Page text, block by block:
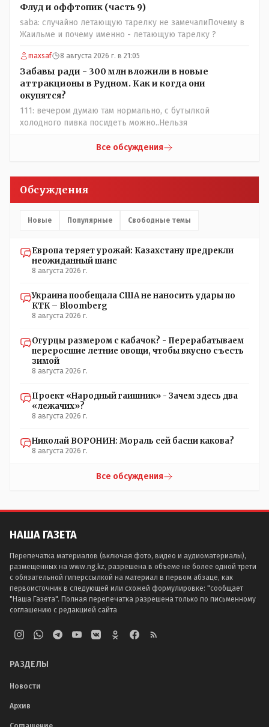
высказываний о вас в том тоне в котором была та
публикация.В комментарии от ОО было и мнение, и
факт. На мнение я ответил там же. В том же тоне
отвечать не намерен, но акценты расставил. А вот факт
нужно было проверить. Что мы и сделали. И если это вы
называете зависимостью, то у меня другое
представление об этом термине.
Флуд и оффтопик (часть 9)
saba: случайно летающую тарелку не замечалиПочему в
Жаильме и почему именно - летающую тарелку ?
maxsaf 8 августа 2026 г. в 21:05
Забавы ради - 300 млн вложили в новые
аттракционы в Рудном. Как и когда они
окупятся?
111: вечером думаю там нормально, с бутылкой
холодного пивка посидеть можно..Нельзя
Все обсуждения
Обсуждения
Новые Популярные Свободные темы
Европа теряет урожай: Казахстану предрекли
неожиданный шанс
8 августа 2026 г.
Украина пообещала США не наносить удары по
КТК – Bloomberg
8 августа 2026 г.
Огурцы размером с кабачок? - Перерабатываем
переросшие летние овощи, чтобы вкусно съесть
зимой
8 августа 2026 г.
Проект «Народный гаишник» - Зачем здесь два
«лежачих»?
8 августа 2026 г.
Николай ВОРОНИН: Мораль сей басни какова?
8 августа 2026 г.
Все обсуждения
НАША ГАЗЕТА
Перепечатка материалов (включая фото, видео и аудиоматериалы),
размещенных на www.ng.kz, разрешена в объеме не более одной трети
с обязательной гиперссылкой на материал в первом абзаце, как
первоисточник в следующей или схожей формулировке: "сообщает
"Наша Газета". Полная перепечатка разрешена только по письменному
соглашению с редакцией сайта
РАЗДЕЛЫ
Новости
Архив